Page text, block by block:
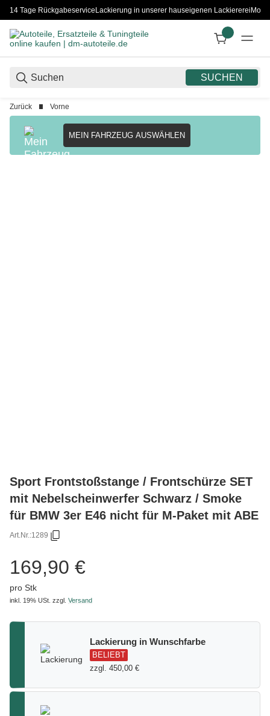
14 Tage RückgabeserviceLackierung in unserer hauseigenen Lackiererei
SUCHEN
Zurück Vorne
MEIN FAHRZEUG AUSWÄHLEN
Sport Frontstoßstange / Frontschürze SET
mit Nebelscheinwerfer Schwarz / Smoke
für BMW 3er E46 nicht für M-Paket mit ABE
Art.Nr.:1289
169,90 €
pro Stk
inkl. 19% USt. zzgl. Versand
Lackierung in Wunschfarbe
BELIEBT
zzgl. 450,00 €